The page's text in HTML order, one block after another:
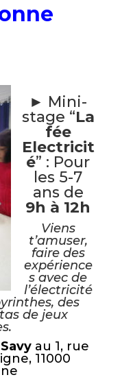
► Mini-
stage “La
fée
Electricit
é” : Pour
les 5-7
ans de
9h à 12h
Viens
t’amuser,
faire des
expérience
s avec de
l’électricité
des
de jeux
au 1, rue
11000